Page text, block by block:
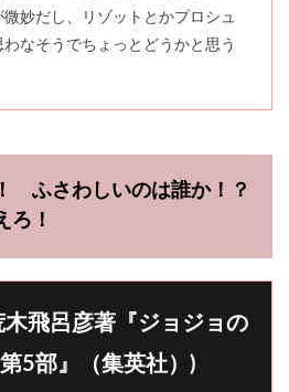
妙だし、リゾットとかプロシュ
なそうでちょっとどうかと思う
ふさわしいのは誰か！？
！
木飛呂彦著『ジョジョの
5部』（集英社）)